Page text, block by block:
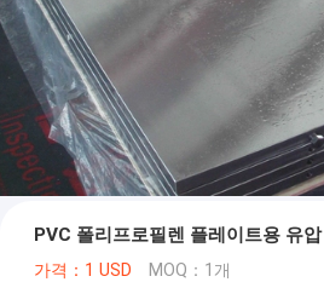
PVC 폴리프로필렌 플레이트용 유
가격：1 USD MOQ：1개